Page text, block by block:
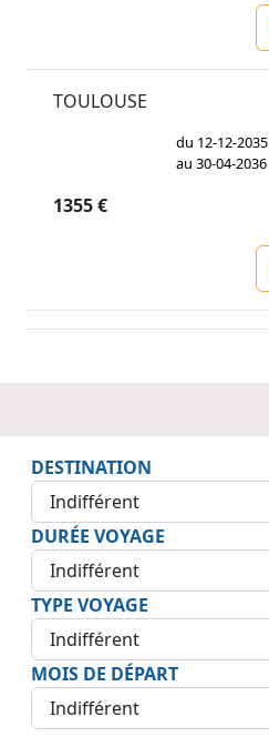
TOULOUSE
du 12-12-2035
au 30-04-2036
1355 €
DESTINATION
DURÉE VOYAGE
TYPE VOYAGE
MOIS DE DÉPART